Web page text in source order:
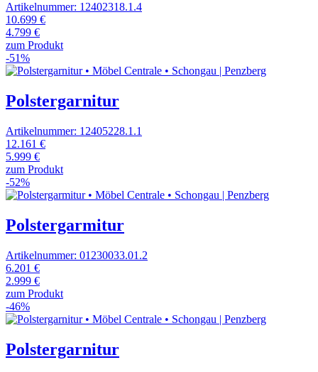
Artikelnummer: 12402318.1.4
10.699 €
4.799 €
zum Produkt
-51%
Polstergarnitur
Artikelnummer: 12405228.1.1
12.161 €
5.999 €
zum Produkt
-52%
Polstergarmitur
Artikelnummer: 01230033.01.2
6.201 €
2.999 €
zum Produkt
-46%
Polstergarnitur